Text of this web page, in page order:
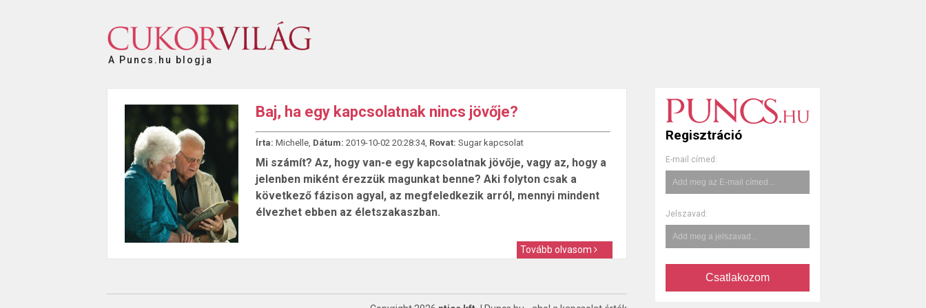
Regisztráció
E-mail címed:
Jelszavad:
Csatlakozom
A Puncs.hu blogja
Baj, ha egy kapcsolatnak nincs jövője?
Írta: Michelle, Dátum: 2019-10-02 20:28:34, Rovat: Sugar kapcsolat
Mi számít? Az, hogy van-e egy kapcsolatnak jövője, vagy az, hogy a
jelenben miként érezzük magunkat benne? Aki folyton csak a
következő fázison agyal, az megfeledkezik arról, mennyi mindent
élvezhet ebben az életszakaszban.
Tovább olvasom